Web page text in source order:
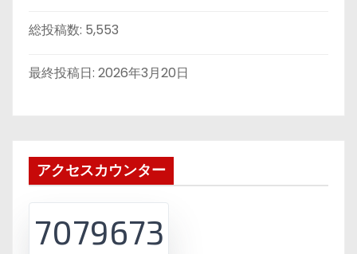
総投稿数: 5,553
最終投稿日: 2026年3月20日
アクセスカウンター
7079673